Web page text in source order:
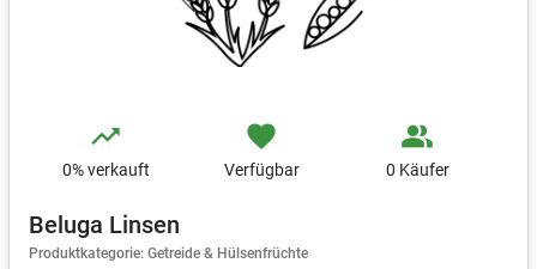
trending_up
0% verkauft
favorite
Verfügbar
people_alt
0 Käufer
Beluga Linsen
Produktkategorie: Getreide & Hülsenfrüchte